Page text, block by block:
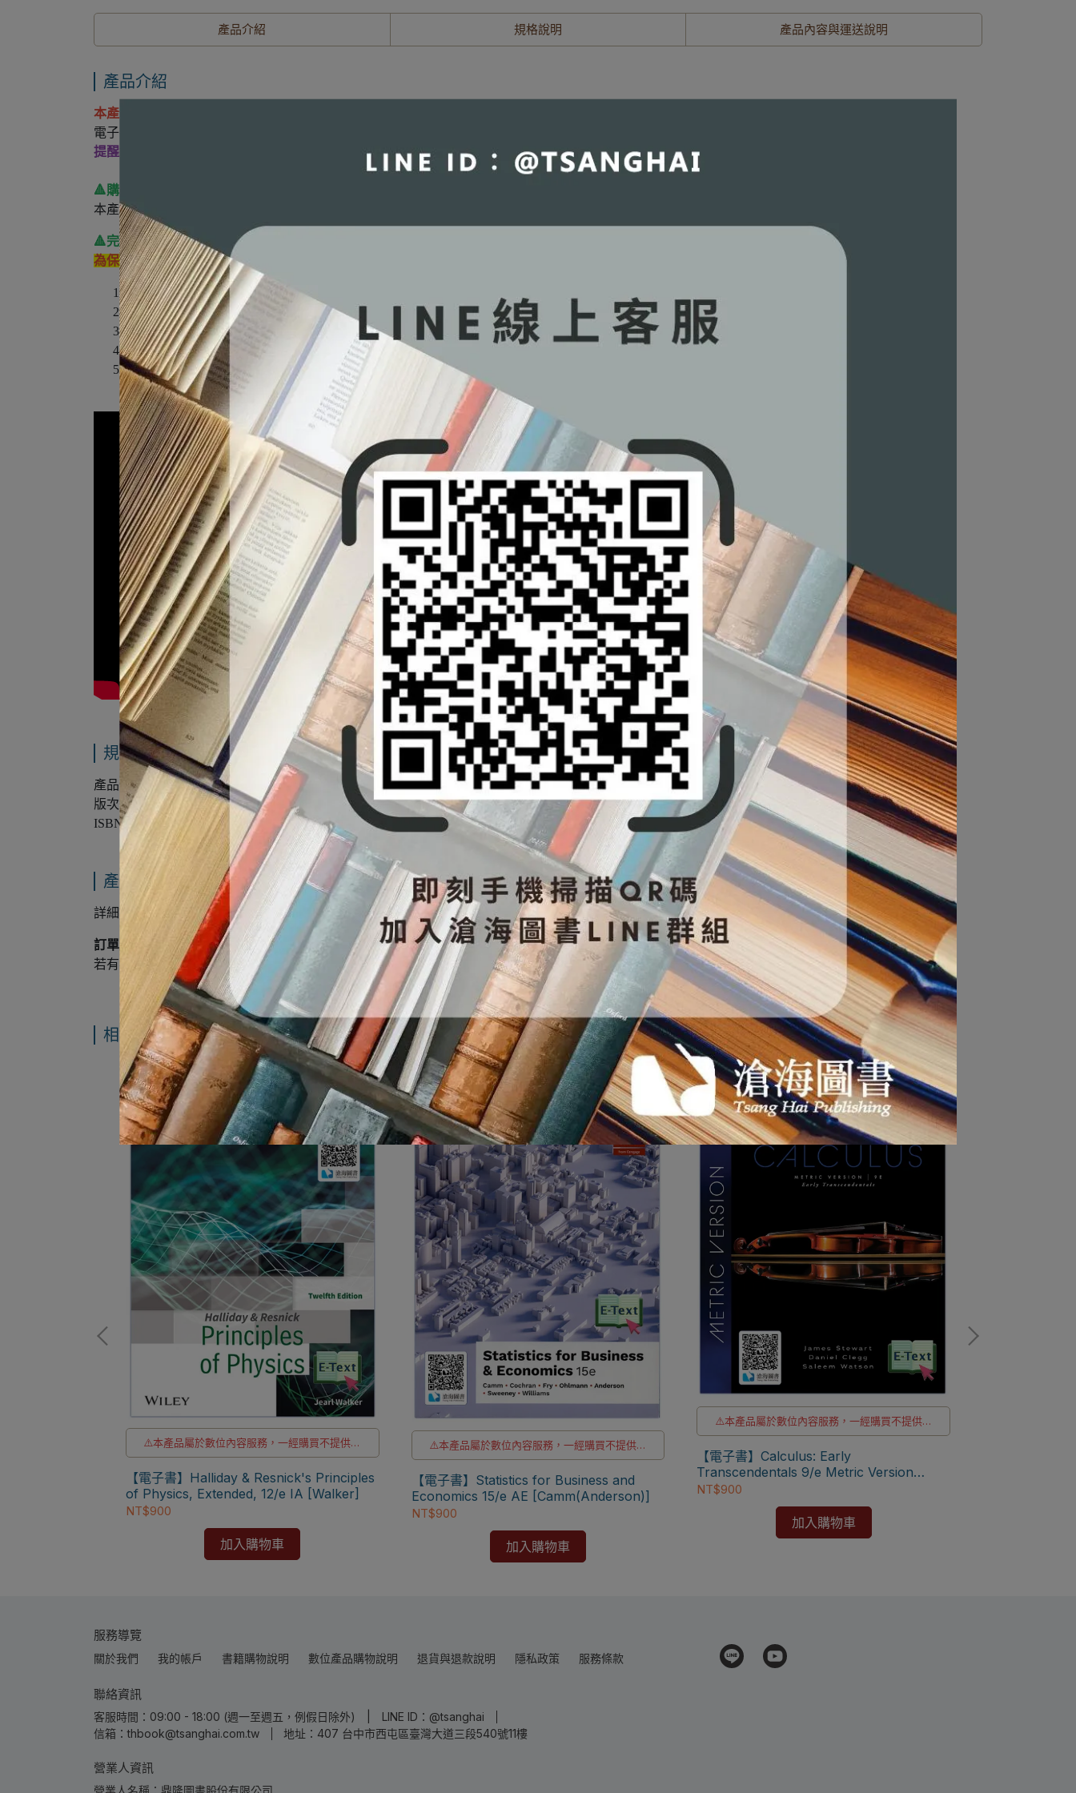
產品介紹 規格說明 產品內容與運送說明
產品介紹
本產品線上瀏覽年限 4 年。
電子書需使用 VitalSource 閱讀軟體，請自行下載安裝。
提醒您，電子書均為原廠提供，書籍內容與封面可能會與台灣進口之國際版紙本書略有不同。
🔺購買之前🔺
本產品屬於數位內容服務，訂單成立與付款後，取得
🔺完成訂單🔺請於 [訂單備註欄] 提供以下註冊資訊 (資料請務必再三確認填寫正確)
為保障彼此之權益，若提供資訊不完整，本站在收到您的訂單後，仍保有決定是否接受訂單及出貨與否之權利。
學校科系：
授課老師：
姓名：
學號：
E-mail：
(此產品為台灣優惠價格，故僅販售給台灣地區使用。開通帳號必須為台灣地區大專院校
規格說明
產品形式：
電子書
版次：第7版
ISBN：9780470609767
產品內容與運送說明
詳細訂購說明請參考👉 [💻數位產品購物說明]
訂單成立並付款後，將在5~7天內以 [電子郵件] 方式出貨，寄發註冊序號、以及操作使用說明給您。電子書僅可在台灣境內使用，海外IP無法啟用！
若有疑問請洽LINE線上客服
相關書籍推薦
⚠️本產品屬於數位內容服務，一經購買不提供退
貨與退款
⚠️本產品為台灣優惠價格，故僅販售給台灣地區
使用
⚠️電子書產品僅限台灣境內使用，海外IP無法註
【電子書】Halliday & Resnick's Principles
of Physics, Extended, 12/e IA [Walker]
NT$900
加入購物車
⚠️本產品屬於數位內容服務，一經購買不提供退
貨與退款
⚠️本產品為台灣優惠價格，故僅販售給台灣地區
使用
⚠️電子書僅限台灣境內使用，海外IP無法啟用
【電子書】Statistics for Business and
Economics 15/e AE [Camm(Anderson)]
NT$900
加入購物車
⚠️本產品屬於數位內容服務，一經購買不提供退
貨與退款
⚠️本產品為台灣優惠價格，故僅販售給台灣地區
使用
⚠️電子書僅限台灣境內使用，海外IP無法啟用
【電子書】Calculus: Early
Transcendentals 9/e Metric Version
[Stewart]
NT$900
加入購物車
服務導覽
關於我們 我的帳戶 書籍購物說明 數位產品購物說明 退貨與退款說明 隱私政策 服務條款
聯絡資訊
客服時間：09:00 - 18:00 (週一至週五，例假日除外) | LINE ID：@tsanghai
信箱：thbook@tsanghai.com.tw
地址：407 台中市西屯區臺灣大道三段540號11樓
營業人資訊
營業人名稱：鼎隆圖書股份有限公司